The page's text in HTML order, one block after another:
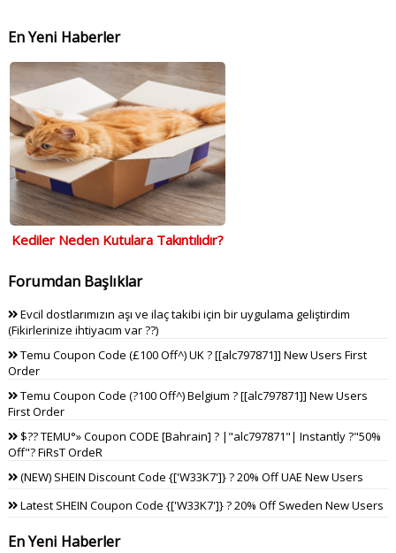
En Yeni Haberler
Kediler Neden Kutulara Takıntılıdır?
Forumdan Başlıklar
Evcil dostlarımızın aşı ve ilaç takibi için bir uygulama geliştirdim
(Fikirlerinize ihtiyacım var ??)
Temu Coupon Code (£100 Off^) UK ? [[alc797871]] New Users First
Order
Temu Coupon Code (?100 Off^) Belgium ? [[alc797871]] New Users
First Order
$?? TEMU°» Coupon CODE [Bahrain] ? |"alc797871"| Instantly ?"50%
Off"? FiRsT OrdeR
(NEW) SHEIN Discount Code {['W33K7']} ? 20% Off UAE New Users
Latest SHEIN Coupon Code {['W33K7']} ? 20% Off Sweden New Users
En Yeni Haberler